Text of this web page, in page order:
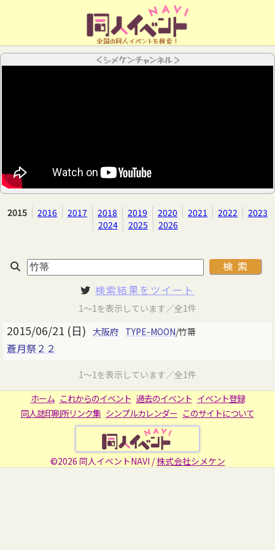
全国の同人イベントを検索！
＜シメケンチャンネル＞
2015 2016 2017 2018 2019 2020 2021 2022
2023
2024
2025 2026
検索結果をツイート
1～1を表示しています／全1件
2015/06/21 (日) 大阪府 TYPE-MOON/竹箒
蒼月祭２２
1～1を表示しています／全1件
ホーム これからのイベント 過去のイベント イベント登録
同人誌印刷所リンク集 シンプルカレンダー このサイトについて
©2026 同人イベントNAVI /株式会社シメケン